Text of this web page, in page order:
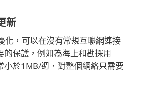
新
化，可以在沒有常規互聯網連接
的保護，例如為海上和勘探用
小於1MB/週，對整個網絡只需要